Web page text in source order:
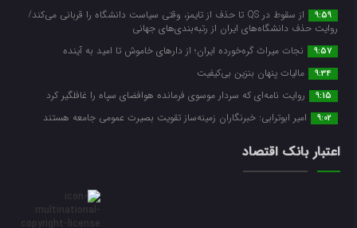
9:59
از سقوط در QS تا حذف از تایمز، وقتی سیاست دانشگاه را قربانی می‌کند/
روایت حذف دانشگاه‌های ایران از رتبه‌بندی‌های جهانی
9:57 نجات میراث گره‌خورده ایران؛ از دارهای خاموش تا امید به آینده
9:34 مالیات پنهان بنزین بی‌کیفیت
9:15 روایت نامه‌ای که سردار موسوی فرمانده هوافضای سپاه را غافلگیر کرد
9:02 امیر ابوترابی: خبرنگاران زمینه‌ساز تقویت بصیرت عمومی جامعه هستند
اعتبار بانک اقتصاد